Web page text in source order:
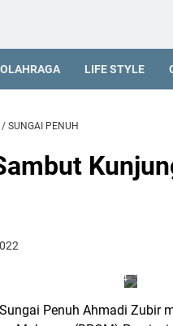
OLAHRAGA LIFE STYLE
/ SUNGAI PENUH
B
P
m
bi
4
Penuh Ahmadi Zubir